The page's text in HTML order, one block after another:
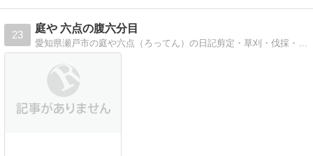
23
庭や 六点の腹六分目
愛知県瀬戸市の庭や六点（ろってん）の日記剪定・草刈・伐採・庭づくり、改作・オリジナルの立水栓・植栽、庭の諸々承ります